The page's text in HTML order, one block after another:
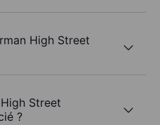
High Street
Street
?